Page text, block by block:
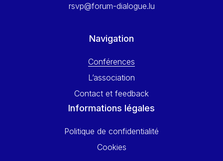
Yves FRANCHET
rsvp@forum-dialogue.lu
Navigation
Conférences
L’association
Contact et feedback
Informations légales
Politique de confidentialité
Cookies